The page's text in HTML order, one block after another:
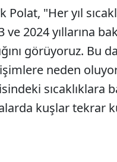
Polat, "Her yıl
ve 2024 yıllarına
görüyoruz. Bu
neden
sıcaklıklara
kuşlar tekrar